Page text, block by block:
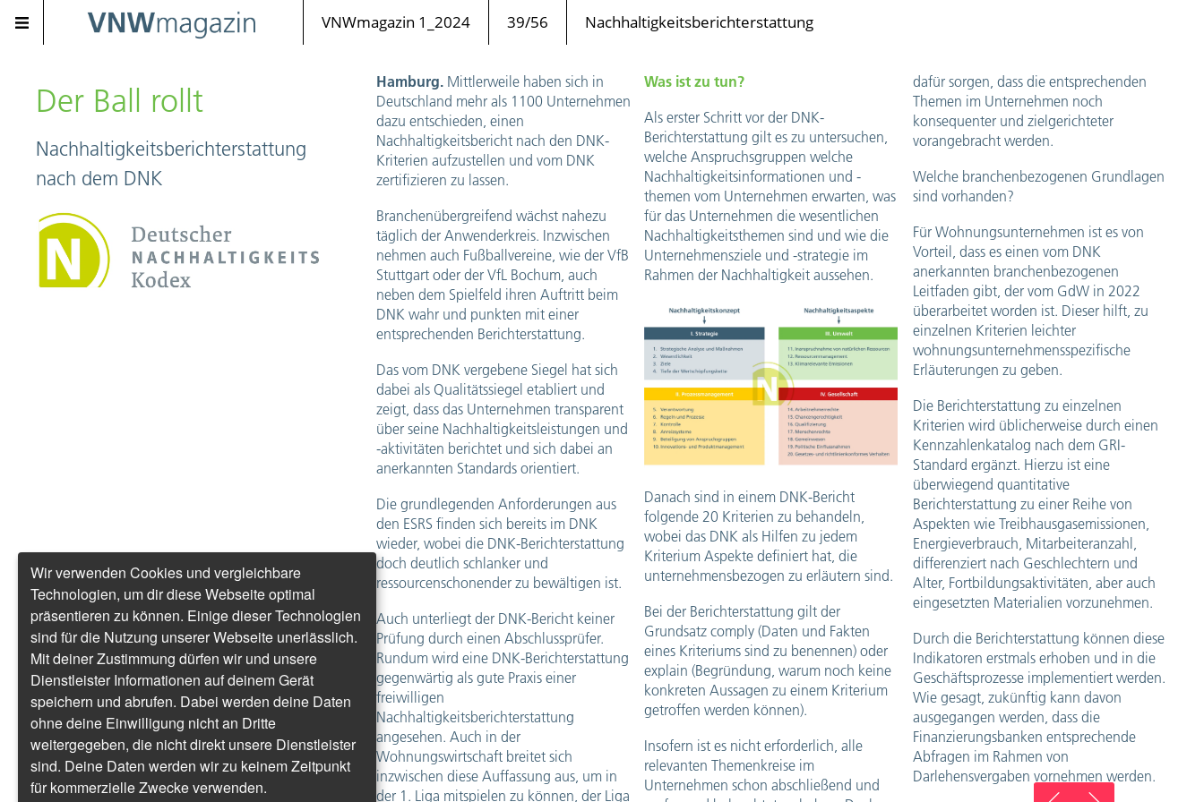
VNWmagazin 1_2024 39/56 Nachhaltigkeitsberichterstattung
Der Ball rollt
Nachhaltigkeitsberichterstattung
nach dem DNK
Hamburg. Mittlerweile haben sich in
Deutschland mehr als 1100 Unternehmen
dazu entschieden, einen
Nachhaltigkeitsbericht nach den DNK-
Kriterien aufzustellen und vom DNK
zertifizieren zu lassen.
Branchenübergreifend wächst nahezu
täglich der Anwenderkreis. Inzwischen
nehmen auch Fußballvereine, wie der VfB
Stuttgart oder der VfL Bochum, auch
neben dem Spielfeld ihren Auftritt beim
DNK wahr und punkten mit einer
entsprechenden Berichterstattung.
Das vom DNK vergebene Siegel hat sich
dabei als Qualitätssiegel etabliert und
zeigt, dass das Unternehmen transparent
über seine Nachhaltigkeitsleistungen und
-aktivitäten berichtet und sich dabei an
anerkannten Standards orientiert.
Die grundlegenden Anforderungen aus
den ESRS finden sich bereits im DNK
wieder, wobei die DNK-Berichterstattung
doch deutlich schlanker und
ressourcenschonender zu bewältigen ist.
Auch unterliegt der DNK-Bericht keiner
Prüfung durch einen Abschlussprüfer.
Rundum wird eine DNK-Berichterstattung
gegenwärtig als gute Praxis einer
freiwilligen
Nachhaltigkeitsberichterstattung
angesehen. Auch in der
Wohnungswirtschaft breitet sich
inzwischen diese Auffassung aus, um in
der 1. Liga mitspielen zu können, der Liga
Was ist zu tun?
Als erster Schritt vor der DNK-
Berichterstattung gilt es zu untersuchen,
welche Anspruchsgruppen welche
Nachhaltigkeitsinformationen und -
themen vom Unternehmen erwarten, was
für das Unternehmen die wesentlichen
Nachhaltigkeitsthemen sind und wie die
Unternehmensziele und -strategie im
Rahmen der Nachhaltigkeit aussehen.
Danach sind in einem DNK-Bericht
folgende 20 Kriterien zu behandeln,
wobei das DNK als Hilfen zu jedem
Kriterium Aspekte definiert hat, die
unternehmensbezogen zu erläutern sind.
Bei der Berichterstattung gilt der
Grundsatz comply (Daten und Fakten
eines Kriteriums sind zu benennen) oder
explain (Begründung, warum noch keine
konkreten Aussagen zu einem Kriterium
getroffen werden können).
Insofern ist es nicht erforderlich, alle
relevanten Themenkreise im
Unternehmen schon abschließend und
dafür sorgen, dass die entsprechenden
Themen im Unternehmen noch
konsequenter und zielgerichteter
vorangebracht werden.
Welche branchenbezogenen Grundlagen
sind vorhanden?
Für Wohnungsunternehmen ist es von
Vorteil, dass es einen vom DNK
anerkannten branchenbezogenen
Leitfaden gibt, der vom GdW in 2022
überarbeitet worden ist. Dieser hilft, zu
einzelnen Kriterien leichter
wohnungsunternehmensspezifische
Erläuterungen zu geben.
Die Berichterstattung zu einzelnen
Kriterien wird üblicherweise durch einen
Kennzahlenkatalog nach dem GRI-
Standard ergänzt. Hierzu ist eine
überwiegend quantitative
Berichterstattung zu einer Reihe von
Aspekten wie Treibhausgasemissionen,
Energieverbrauch, Mitarbeiteranzahl,
differenziert nach Geschlechtern und
Alter, Fortbildungsaktivitäten, aber auch
eingesetzten Materialien vorzunehmen.
Durch die Berichterstattung können diese
Indikatoren erstmals erhoben und in die
Geschäftsprozesse implementiert werden.
Wie gesagt, zukünftig kann davon
ausgegangen werden, dass die
Finanzierungsbanken entsprechende
Abfragen im Rahmen von
Darlehensvergaben vornehmen werden.
Wir verwenden Cookies und vergleichbare
Technologien, um dir diese Webseite optimal
präsentieren zu können. Einige dieser Technologien
sind für die Nutzung unserer Webseite unerlässlich.
Mit deiner Zustimmung dürfen wir und unsere
Dienstleister Informationen auf deinem Gerät
speichern und abrufen. Dabei werden deine Daten
ohne deine Einwilligung nicht an Dritte
weitergegeben, die nicht direkt unsere Dienstleister
sind. Deine Daten werden wir zu keinem Zeitpunkt
für kommerzielle Zwecke verwenden.